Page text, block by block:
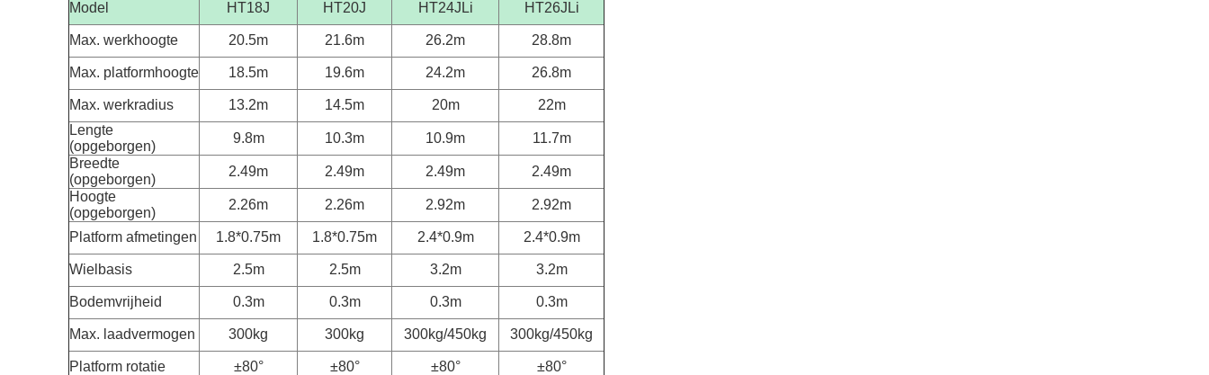
Model HT18J HT20J HT24JLi HT26JLi
Max. werkhoogte 20.5m 21.6m 26.2m 28.8m
Max. platformhoogte 18.5m 19.6m 24.2m 26.8m
Max. werkradius 13.2m 14.5m 20m
22m
Lengte
(opgeborgen)
9.8m 10.3m 10.9m
11.7m
Breedte
(opgeborgen)
2.49m 2.49m 2.49m
2.49m
Hoogte
(opgeborgen)
2.26m 2.26m 2.92m 2.92m
Platform afmetingen 1.8*0.75m 1.8*0.75m 2.4*0.9m 2.4*0.9m
Wielbasis 2.5m 2.5m 3.2m 3.2m
Bodemvrijheid 0.3m 0.3m 0.3m 0.3m
Max. laadvermogen 300kg 300kg 300kg/450kg 300kg/450kg
Platform rotatie ±80° ±80° ±80° ±80°